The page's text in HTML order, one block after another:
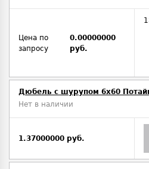
Цена по
запросу
0.00000000
руб.
Дюбель с шурупом 6х60
Нет в наличии
1.37000000 руб.